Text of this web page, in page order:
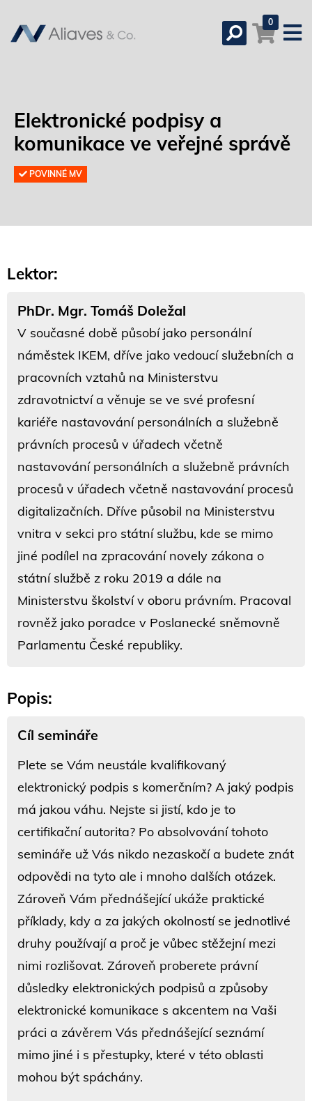
0
Elektronické podpisy a
komunikace ve veřejné správě
POVINNÉ MV
Lektor:
PhDr. Mgr. Tomáš Doležal
V současné době působí jako personální
náměstek IKEM, dříve jako vedoucí služebních a
pracovních vztahů na Ministerstvu
zdravotnictví a věnuje se ve své profesní
kariéře nastavování personálních a služebně
právních procesů v úřadech včetně
nastavování personálních a služebně právních
procesů v úřadech včetně nastavování procesů
digitalizačních. Dříve působil na Ministerstvu
vnitra v sekci pro státní službu, kde se mimo
jiné podílel na zpracování novely zákona o
státní službě z roku 2019 a dále na
Ministerstvu školství v oboru právním. Pracoval
rovněž jako poradce v Poslanecké sněmovně
Parlamentu České republiky.
Popis:
Cíl semináře
Plete se Vám neustále kvalifikovaný
elektronický podpis s komerčním? A jaký podpis
má jakou váhu. Nejste si jistí, kdo je to
certifikační autorita? Po absolvování tohoto
semináře už Vás nikdo nezaskočí a budete znát
odpovědi na tyto ale i mnoho dalších otázek.
Zároveň Vám přednášející ukáže praktické
příklady, kdy a za jakých okolností se jednotlivé
druhy používají a proč je vůbec stěžejní mezi
nimi rozlišovat. Zároveň proberete právní
důsledky elektronických podpisů a způsoby
elektronické komunikace s akcentem na Vaši
práci a závěrem Vás přednášející seznámí
mimo jiné i s přestupky, které v této oblasti
mohou být spáchány.